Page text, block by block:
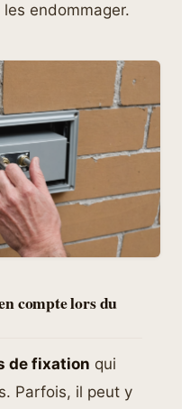
endommager.
compte lors du
de fixation qui
Parfois, il peut y